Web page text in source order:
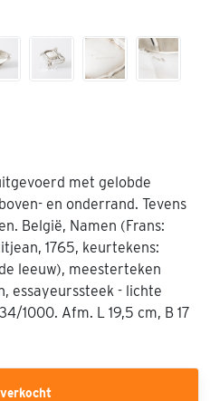
met gelobde
en onderrand. Tevens
België, Namen (Frans:
1765, keurtekens:
leeuw), meesterteken
essayeurssteek - lichte
1000. Afm. L 19,5 cm, B 17